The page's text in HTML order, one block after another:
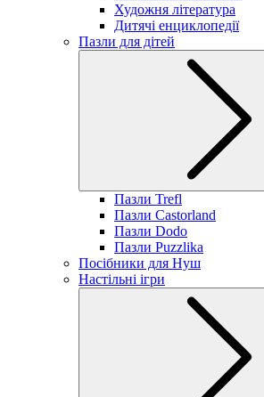
Художня література
Дитячі енциклопедії
Пазли для дітей
Пазли Trefl
Пазли Castorland
Пазли Dodo
Пазли Puzzlika
Посібники для Нуш
Настільні ігри